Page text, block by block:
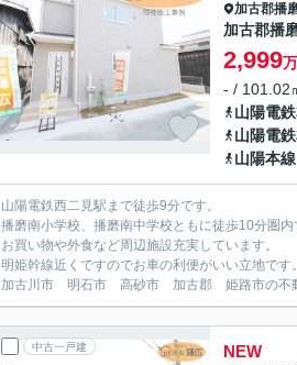
加古郡播
加古郡播
2,999
- / 101.02
山陽電
山陽電
山陽本線
山陽電鉄西二見駅まで徒歩9分です。
播磨南小学校、播磨南中学校ともに徒歩10分圏内
お買い物や外食など周辺施設充実しています。
明姫幹線近くですのでお車の利便がいい立地です。
加古川市 明石市 高砂市 加古郡 姫路市の不
中古一戸建 NEW